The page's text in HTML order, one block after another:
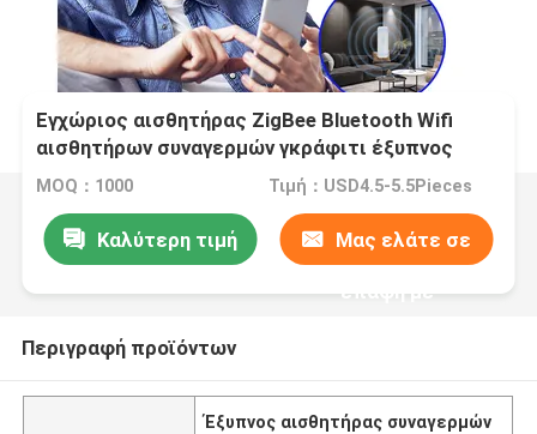
Εγχώριος αισθητήρας ZigBee Bluetooth Wifi
αισθητήρων συναγερμών γκράφιτι έξυπνος
MOQ：1000 Τιμή：USD4.5-5.5Pieces
Καλύτερη τιμή Μας ελάτε σε
επαφή με
Περιγραφή προϊόντων
Έξυπνος αισθητήρας συναγερμών